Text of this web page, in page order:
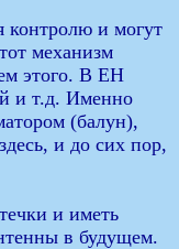
контролю и могут
механизм
этого. В ЕН
и т.д. Именно
(балун),
и до сих пор,
и иметь
в будущем.